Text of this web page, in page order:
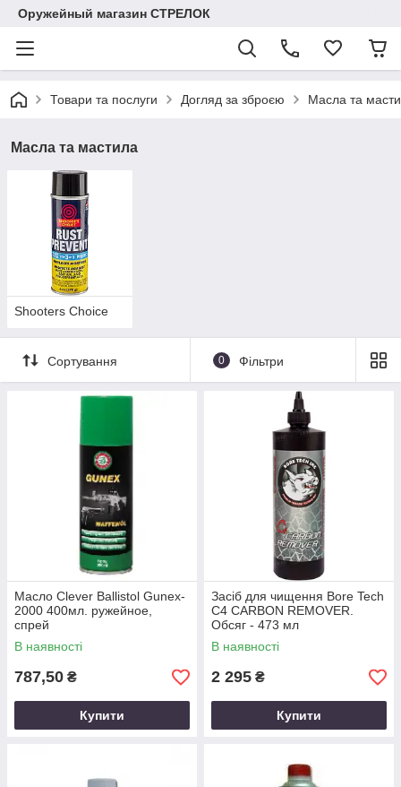
Оружейный магазин СТРЕЛОК
Товари та послуги Догляд за зброєю Масла та
Масла та мастила
Shooters Choice
Сортування 0 Фільтри
Масло Clever Ballistol Gunex-
2000 400мл. ружейное,
спрей
В наявності
787,50 ₴
Купити
Засіб для чищення Bore Tech
C4 CARBON REMOVER.
Обсяг - 473 мл
В наявності
2 295 ₴
Купити